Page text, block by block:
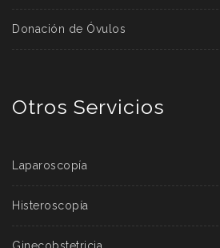
Donación de Óvulos
Otros Servicios
Laparoscopía
Histeroscopía